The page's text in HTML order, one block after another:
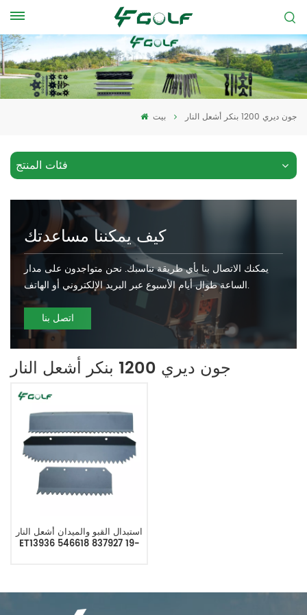
بيت جون ديري 1200 بنكر أشعل النار
فئات المنتج
كيف يمكننا مساعدتك
يمكنك الاتصال بنا بأي طريقة تناسبك. نحن متواجدون على مدار
الساعة طوال أيام الأسبوع عبر البريد الإلكتروني أو الهاتف.
اتصل بنا
جون ديري 1200 بنكر أشعل النار
استبدال القبو والميدان أشعل النار
ET13936 546618 837927 19-